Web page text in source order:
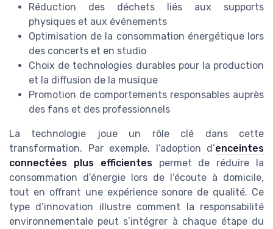
Réduction des déchets liés aux supports
physiques et aux événements
Optimisation de la consommation énergétique lors
des concerts et en studio
Choix de technologies durables pour la production
et la diffusion de la musique
Promotion de comportements responsables auprès
des fans et des professionnels
La technologie joue un rôle clé dans cette
transformation. Par exemple, l’adoption d’enceintes
connectées plus efficientespermet de réduire la
consommation d’énergie lors de l’écoute à domicile,
tout en offrant une expérience sonore de qualité. Ce
type d’innovation illustre comment la responsabilité
environnementale peut s’intégrer à chaque étape du